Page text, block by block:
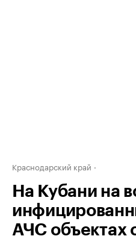
Краснодарский край
На Кубани на
АЧС объектах